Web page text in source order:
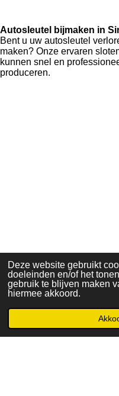
Deze website gebruikt
doeleinden en/of het
gebruik te blijven maken
hiermee akkoord.
Autosleutel bijmaken in
Bent u uw autosleutel
maken? Onze ervaren
kunnen snel en
produceren.